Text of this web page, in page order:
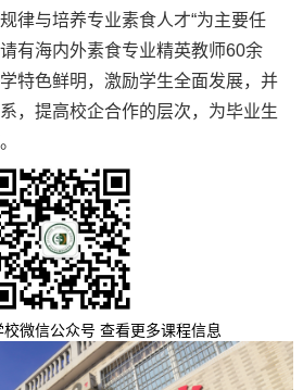
律与培养专业素食人才“为主要任
有海内外素食专业精英教师60余
特色鲜明，激励学生全面发展，并
，提高校企合作的层次，为毕业生
微信公众号 查看更多课程信息